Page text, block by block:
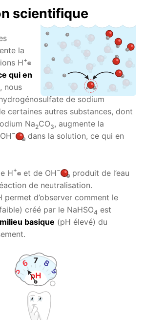
scientifique
la
H+
qui en
nous
de sodium
certaines autres substances, dont
Na2CO3, augmente la
−
dans la solution, ce qui en
H+ et de OH−
produit de l’eau
de neutralisation.
permet d’observer comment le
créé par le NaHSO4 est
milieu basique (pH élevé) du